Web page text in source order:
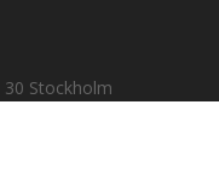
Stockholm